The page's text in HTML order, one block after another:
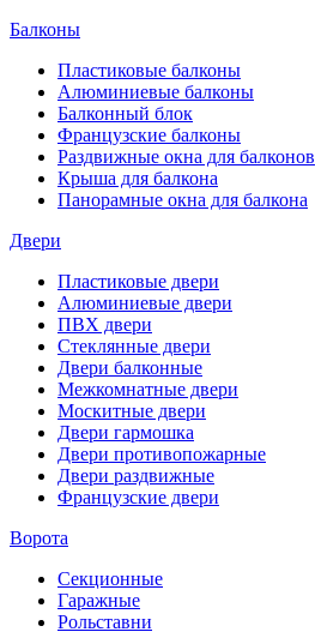
Балконы
Пластиковые балконы
Алюминиевые балконы
Балконный блок
Французские балконы
Раздвижные окна для балконов
Крыша для балкона
Панорамные окна для балкона
Двери
Пластиковые двери
Алюминиевые двери
ПВХ двери
Стеклянные двери
Двери балконные
Межкомнатные двери
Москитные двери
Двери гармошка
Двери противопожарные
Двери раздвижные
Французские двери
Ворота
Секционные
Гаражные
Рольставни